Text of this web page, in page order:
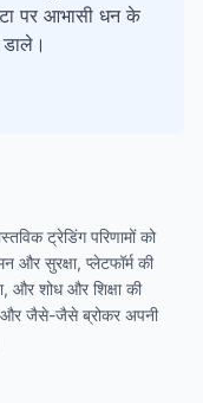
पर आभासी धन के
ट्रेडिंग परिणामों को
सुरक्षा, प्लेटफॉर्म की
और शोध और शिक्षा की
है और जैसे-जैसे ब्रोकर अपनी